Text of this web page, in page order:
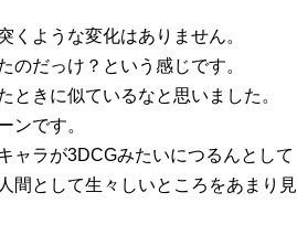
ような変化はありません。
だっけ？という感じです。
ときに似ているなと思いました。
ンです。
ャラが3DCGみたいにつるんとして
間として生々しいところをあまり見